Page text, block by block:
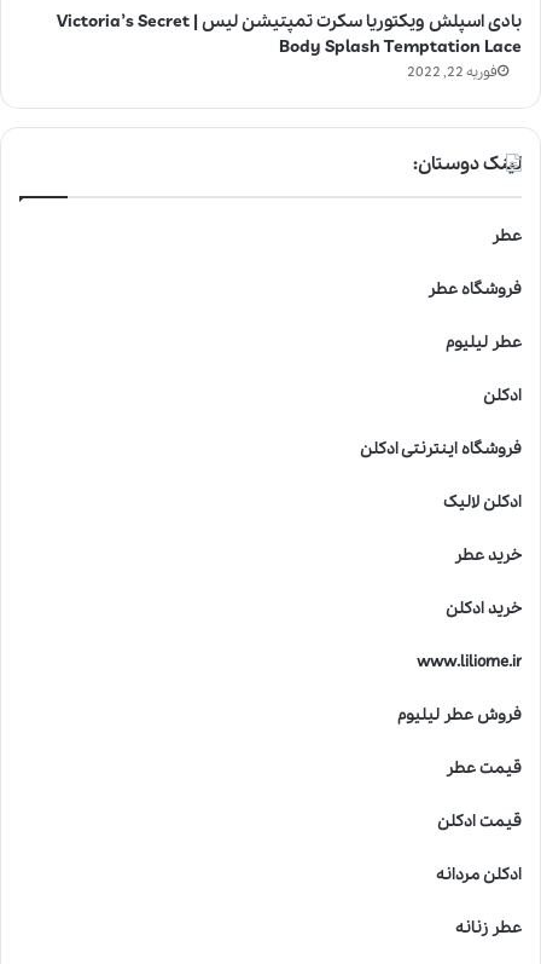
بادی اسپلش ویکتوریا سکرت تمپتیشن لیس | Victoria’s Secret
Body Splash Temptation Lace
فوریه 22, 2022
لینک دوستان:
عطر
فروشگاه عطر
عطر لیلیوم
ادکلن
فروشگاه اینترنتی ادکلن
ادکلن لالیک
خرید عطر
خرید ادکلن
www.liliome.ir
فروش عطر لیلیوم
قیمت عطر
قیمت ادکلن
ادکلن مردانه
عطر زنانه